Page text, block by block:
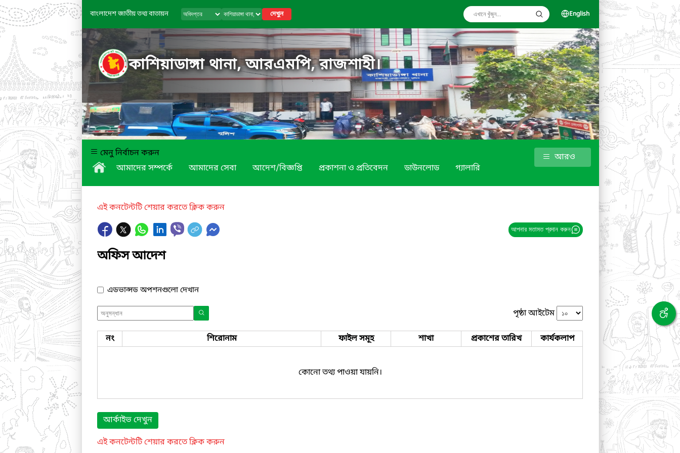
বাংলাদেশ জাতীয় তথ্য বাতায়ন দেখুন English
কাশিয়াডাঙ্গা থানা, আরএমপি, রাজশাহী।
মেনু নির্বাচন করুন
আমাদের সম্পর্কে
আমাদের সেবা আদেশ/বিজ্ঞপ্তি প্রকাশনা ও প্রতিবেদন ডাউনলোড গ্যালারি
আরও
এই কনটেন্টটি শেয়ার করতে ক্লিক করুন
আপনার মতামত প্রদান করুন
অফিস আদেশ
এডভান্সড অপশনগুলো দেখান
পৃষ্ঠা আইটেম
নং শিরোনাম ফাইল সমূহ শাখা প্রকাশের তারিখ কার্যকলাপ
কোনো তথ্য পাওয়া যায়নি।
আর্কাইভ দেখুন
এই কনটেন্টটি শেয়ার করতে ক্লিক করুন